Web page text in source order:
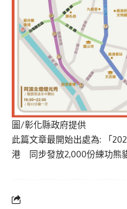
圖/彰化縣政府提供
此篇文章最開始出處為:
「
港 同步發放2,000份練功熊